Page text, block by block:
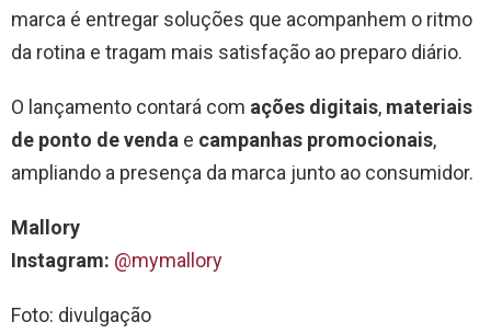
marca é entregar soluções que acompanhem o ritmo
da rotina e tragam mais satisfação ao preparo diário.
O lançamento contará com ações digitais, materiais
de ponto de venda e campanhas promocionais,
ampliando a presença da marca junto ao consumidor.
Mallory
Instagram: @mymallory
Foto: divulgação